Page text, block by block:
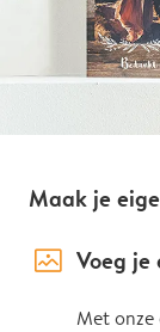
Maak je
image_placeholder Voeg je
Met onze